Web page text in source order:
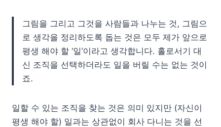
그림을 그리고 그것을 사람들과 나누는 것, 그림으
로 생각을 정리하도록 돕는 것은 모두 제가 앞으로
평생 해야 할 ‘일’이라고 생각합니다. 홀로서기 대
신 조직을 선택하더라도 일을 버릴 수는 없는 것이
죠.
일할 수 있는 조직을 찾는 것은 의미 있지만 (자신이
평생 해야 할) 일과는 상관없이 회사 다니는 것을 선